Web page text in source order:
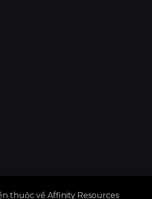
thuộc về Affinity Resources